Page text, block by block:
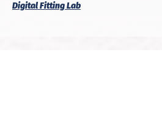
Digital Fitting Lab